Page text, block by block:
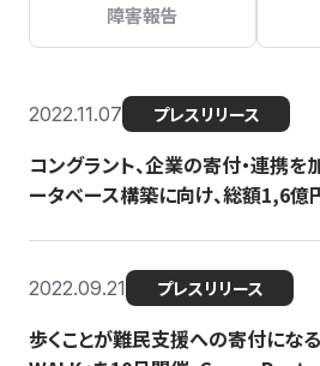
障害報告
2022.11.07 プレスリリース
コングラント、企業の寄付・連携
ータベース構築に向け、総額1,6
2022.09.21 プレスリリース
歩くことが難民支援への寄付にな